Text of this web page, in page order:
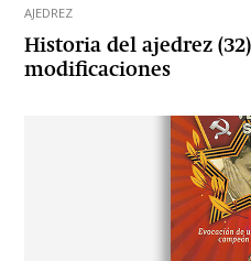
AJEDREZ
Historia del ajedrez
modificaciones